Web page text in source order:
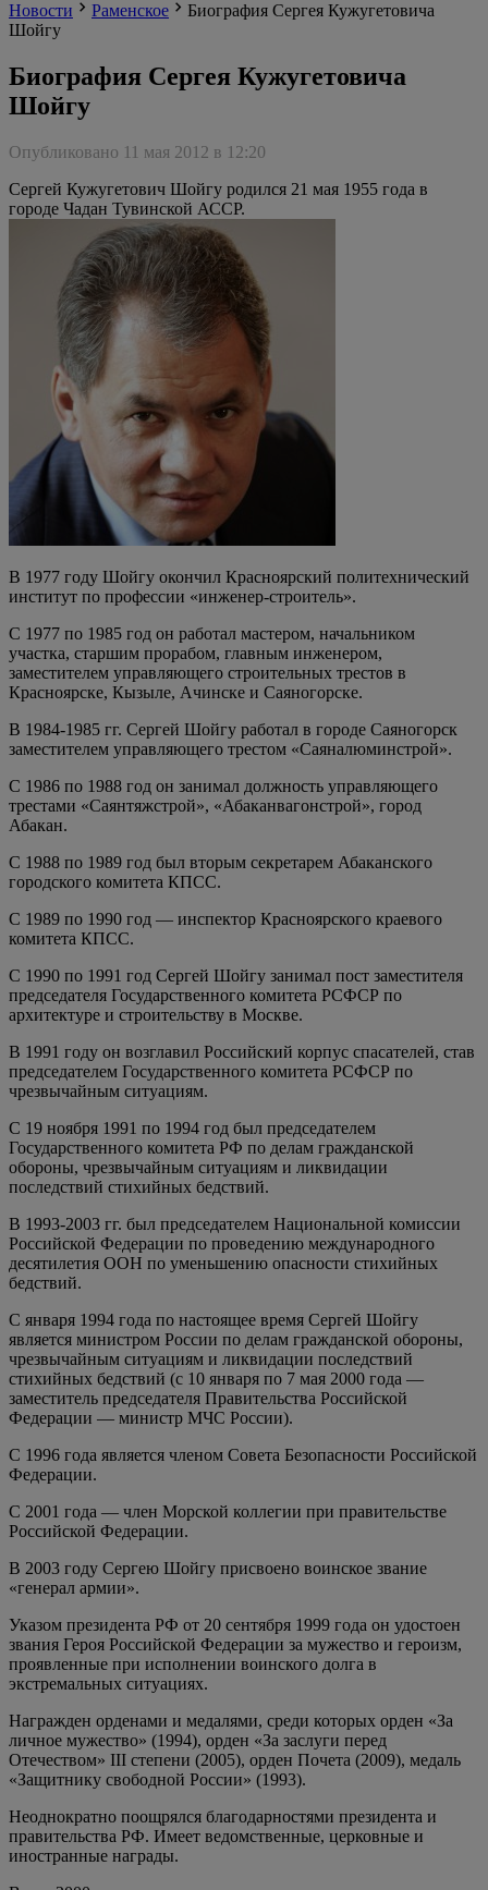
Новости
Раменское
Биография Сергея Кужугетовича
Шойгу
Биография Сергея Кужугетовича
Шойгу
Опубликовано 11 мая 2012 в 12:20
Сергей Кужугетович Шойгу родился 21 мая 1955 года в
городе Чадан Тувинской АССР.
В 1977 году Шойгу окончил Красноярский политехнический
институт по профессии «инженер-строитель».
С 1977 по 1985 год он работал мастером, начальником
участка, старшим прорабом, главным инженером,
заместителем управляющего строительных трестов в
Красноярске, Кызыле, Ачинске и Саяногорске.
В 1984-1985 гг. Сергей Шойгу работал в городе Саяногорск
заместителем управляющего трестом «Саяналюминстрой».
С 1986 по 1988 год он занимал должность управляющего
трестами «Саянтяжстрой», «Абаканвагонстрой», город
Абакан.
С 1988 по 1989 год был вторым секретарем Абаканского
городского комитета КПСС.
С 1989 по 1990 год — инспектор Красноярского краевого
комитета КПСС.
С 1990 по 1991 год Сергей Шойгу занимал пост заместителя
председателя Государственного комитета РСФСР по
архитектуре и строительству в Москве.
В 1991 году он возглавил Российский корпус спасателей, став
председателем Государственного комитета РСФСР по
чрезвычайным ситуациям.
С 19 ноября 1991 по 1994 год был председателем
Государственного комитета РФ по делам гражданской
обороны, чрезвычайным ситуациям и ликвидации
последствий стихийных бедствий.
В 1993-2003 гг. был председателем Национальной комиссии
Российской Федерации по проведению международного
десятилетия ООН по уменьшению опасности стихийных
бедствий.
С января 1994 года по настоящее время Сергей Шойгу
является министром России по делам гражданской обороны,
чрезвычайным ситуациям и ликвидации последствий
стихийных бедствий (с 10 января по 7 мая 2000 года —
заместитель председателя Правительства Российской
Федерации — министр МЧС России).
С 1996 года является членом Совета Безопасности Российской
Федерации.
С 2001 года — член Морской коллегии при правительстве
Российской Федерации.
В 2003 году Сергею Шойгу присвоено воинское звание
«генерал армии».
Указом президента РФ от 20 сентября 1999 года он удостоен
звания Героя Российской Федерации за мужество и героизм,
проявленные при исполнении воинского долга в
экстремальных ситуациях.
Награжден орденами и медалями, среди которых орден «За
личное мужество» (1994), орден «За заслуги перед
Отечеством» III степени (2005), орден Почета (2009), медаль
«Защитнику свободной России» (1993).
Неоднократно поощрялся благодарностями президента и
правительства РФ. Имеет ведомственные, церковные и
иностранные награды.